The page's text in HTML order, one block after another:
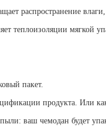
распространение влаги,
теплоизоляции мягкой
пакет.
продукта. Или
ваш чемодан будет